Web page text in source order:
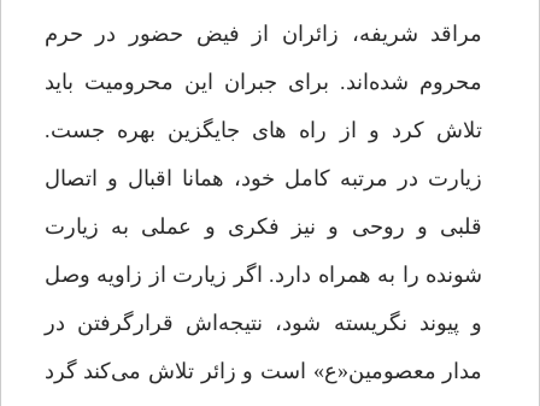
مراقد شریفه، زائران از فیض حضور در حرم
محروم شده‌اند. برای جبران این محرومیت باید
تلاش کرد و از راه های جایگزین بهره جست.
زیارت در مرتبه کامل خود، همانا اقبال و اتصال
قلبی و روحی و نیز فکری و عملی به زیارت
شونده را به همراه دارد. اگر زیارت از زاویه وصل
و پیوند نگریسته شود، نتیجه‌اش قرارگرفتن در
مدار معصومین«ع» است و زائر تلاش می‌کند گرد